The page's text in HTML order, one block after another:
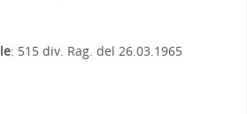
: 515 div. Rag. del 26.03.1965